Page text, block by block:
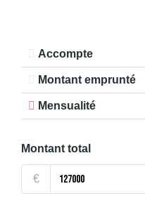
Accompte
Montant emprunté
Mensualité
Montant total
€